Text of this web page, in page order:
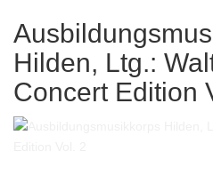
Hilden, Ltg.:
Concert Edition